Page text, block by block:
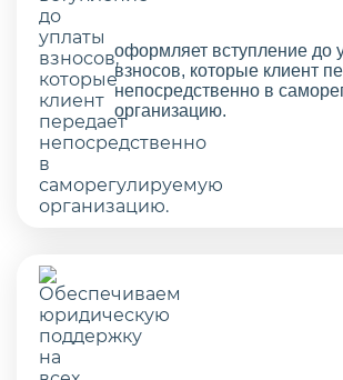
оформляет вступление до
взносов, которые клиент
непосредственно в
организацию.